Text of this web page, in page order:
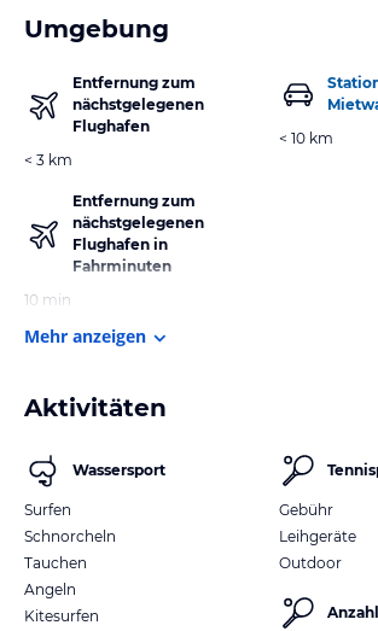
Umgebung
Entfernung zum
nächstgelegenen
Flughafen
< 3 km
Entfernung zum
nächstgelegenen
Flughafen in
Fahrminuten
10 min
< 10 km
Mehr anzeigen
Aktivitäten
Wassersport
Surfen
Schnorcheln
Tauchen
Angeln
Kitesurfen
Gebühr
Leihgeräte
Outdoor